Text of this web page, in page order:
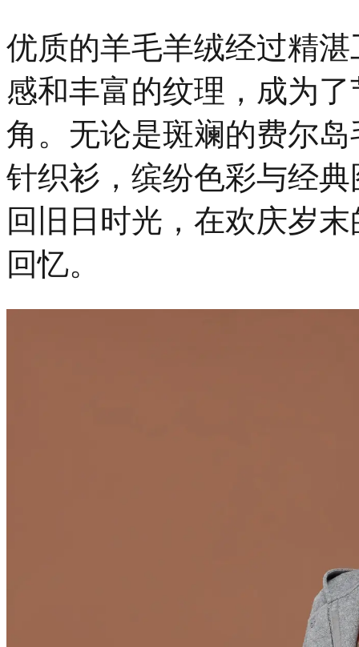
优质的羊毛羊绒经过精
感和丰富的纹理，成为
角。无论是斑斓的费尔
针织衫，缤纷色彩与经
回旧日时光，在欢庆岁
回忆。